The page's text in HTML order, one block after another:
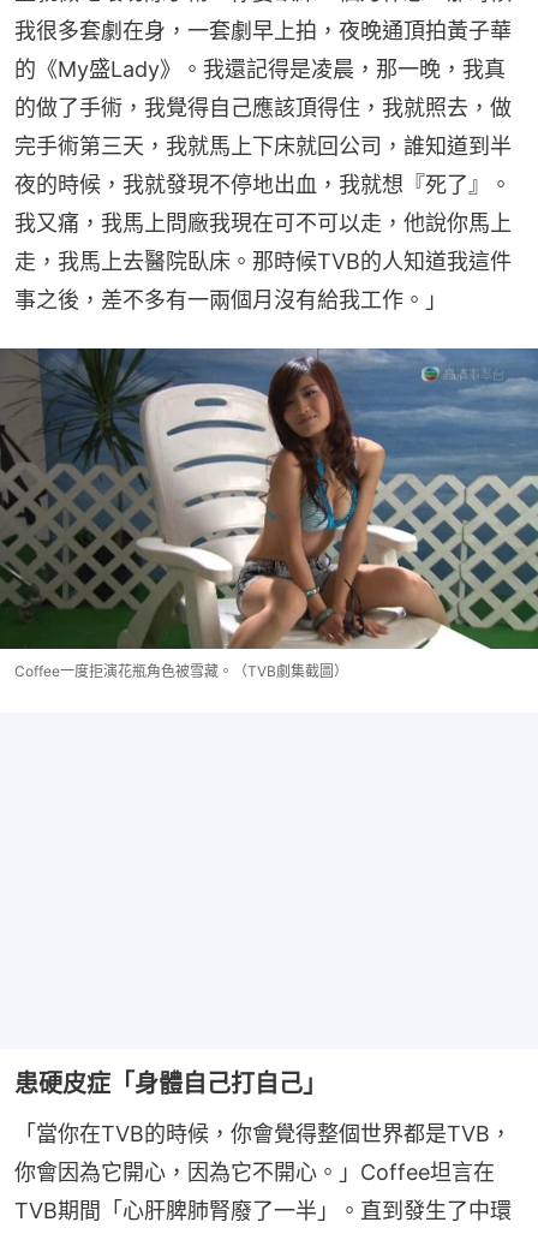
我很多套劇在身，一套劇早上拍，夜晚通頂拍黃子華
的《My盛Lady》。我還記得是凌晨，那一晚，我真
的做了手術，我覺得自己應該頂得住，我就照去，做
完手術第三天，我就馬上下床就回公司，誰知道到半
夜的時候，我就發現不停地出血，我就想『死了』。
我又痛，我馬上問廠我現在可不可以走，他說你馬上
走，我馬上去醫院臥床。那時候TVB的人知道我這件
事之後，差不多有一兩個月沒有給我工作。」
Coffee一度拒演花瓶角色被雪藏。（TVB劇集截圖）
患硬皮症「身體自己打自己」
「當你在TVB的時候，你會覺得整個世界都是TVB，
你會因為它開心，因為它不開心。」Coffee坦言在
TVB期間「心肝脾肺腎廢了一半」。直到發生了中環